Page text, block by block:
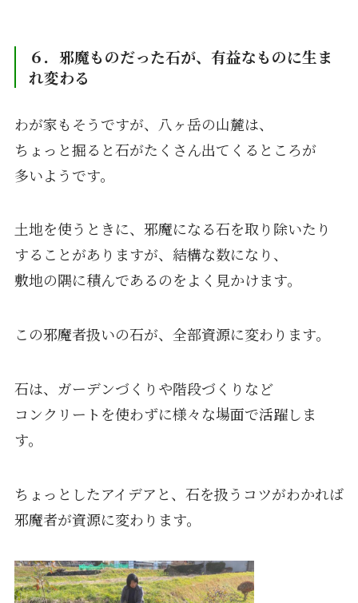
６．邪魔ものだった石が、有益なものに生ま
れ変わる
わが家もそうですが、八ヶ岳の山麓は、
ちょっと掘ると石がたくさん出てくるところが
多いようです。
土地を使うときに、邪魔になる石を取り除いたり
することがありますが、結構な数になり、
敷地の隅に積んであるのをよく見かけます。
この邪魔者扱いの石が、全部資源に変わります。
石は、ガーデンづくりや階段づくりなど
コンクリートを使わずに様々な場面で活躍しま
す。
ちょっとしたアイデアと、石を扱うコツがわかれば
邪魔者が資源に変わります。